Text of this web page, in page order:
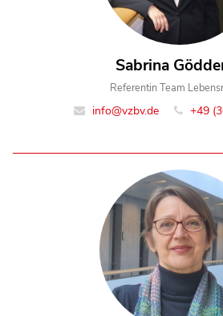
Sabrina
Referentin Team
info@vzbv.de +49